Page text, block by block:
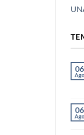
06
Ago
06
Ago